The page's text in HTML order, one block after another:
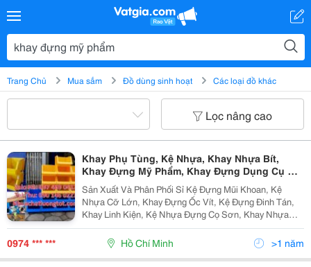
Trang Chủ Mua sắm Đồ dùng sinh hoạt Các loại đồ khác
Lọc nâng cao
Khay Phụ Tùng, Kệ Nhựa, Khay Nhựa Bít,
Khay Đựng Mỹ Phẩm, Khay Đựng Dụng Cụ Cơ
Khí, Khay Nhựa A5, Khay Đựng Linh Kiện Điện
Tử, Kệ Đựng Linh Kiện, Kệ Đựng Hàng Hóa,
Thùng Nhựa Tp Hcm, Khay Nhựa Xanh Giá Rẻ
Sản Xuất Và Phân Phối Sỉ Kệ Đựng Mũi Khoan, Kệ
Nhựa Cỡ Lớn, Khay Đựng Ốc Vít, Kệ Đựng Đinh Tán,
Khay Linh Kiện, Kệ Nhựa Đựng Cọ Sơn, Khay Nhựa
Đựng Bóng Đèn, Thùng Nhựa, Kệ Chứa Phụ Tùng, Giá
Để Khay Đựng Phụ Tùng, Khay Linh Kiện Sản...
0974 *** *** Hồ Chí Minh >1 năm